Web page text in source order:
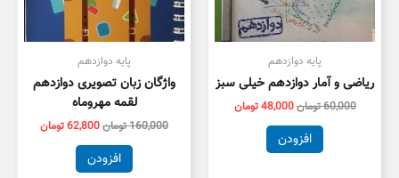
پایه دوازدهم
ریاضی و آمار دوازدهم خیلی سبز
60,000تومان48,000تومان
افزودن
پایه دوازدهم
واژگان زبان تصویری دوازدهم
لقمه مهروماه
160,000تومان62,800تومان
افزودن